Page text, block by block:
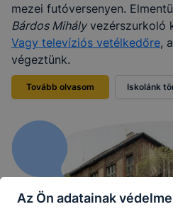
mezei futóversenyen.
Bárdos Mihályvezérszurkoló
Vagy televíziós vetélkedőre,
végeztünk.
Tovább olvasom Iskolánk
Az Ön adatainak